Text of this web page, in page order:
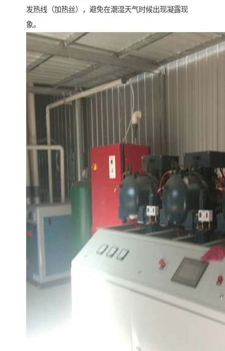
发热线（加热丝），避免在潮湿天气时候出现凝露现
象。